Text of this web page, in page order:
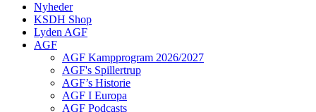
Nyheder
KSDH Shop
Lyden AGF
AGF
AGF Kampprogram 2026/2027
AGF's Spillertrup
AGF’s Historie
AGF I Europa
AGF Podcasts